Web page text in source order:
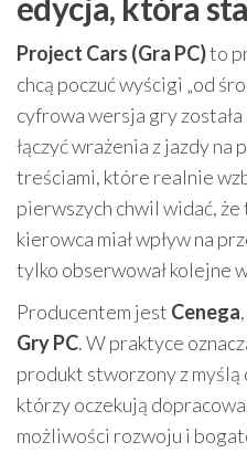
Project Cars (Gra PC)to
chcą poczuć wyścigi „od
cyfrowa wersja gry
łączyć wrażenia z jazdy na
treściami, które realnie
pierwszych chwil widać,
kierowca miał wpływ na
tylko obserwował kolejne
Producentem jest Cenega
Gry PC. W praktyce
produkt stworzony z myślą
którzy oczekują
możliwości rozwoju i